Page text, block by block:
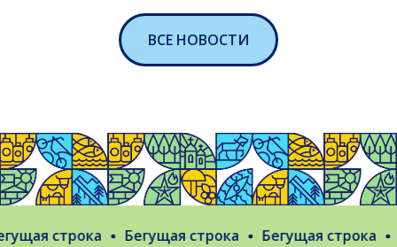
ВСЕ НОВОСТИ
строка Бегущая строка Бегущая строка